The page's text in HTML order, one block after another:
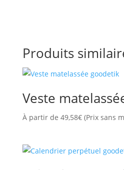
Produits
Veste
À partir de 49,58€(Prix sans